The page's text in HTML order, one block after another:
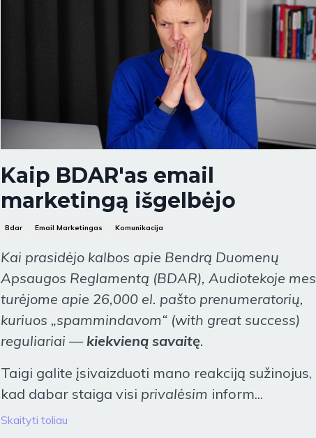
Kaip BDAR'as email
marketingą išgelbėjo
Bdar Email Marketingas Komunikacija
Kai prasidėjo kalbos apie Bendrą Duomenų
Apsaugos Reglamentą (BDAR), Audiotekoje mes
turėjome apie 26,000 el. pašto prenumeratorių,
kuriuos „spammindavom“ (with great success)
reguliariai — kiekvieną savaitę.
Taigi galite įsivaizduoti mano reakciją sužinojus,
kad dabar staiga visi privalėsim inform...
Skaityti toliau